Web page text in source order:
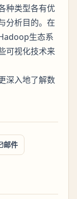
种类型各有优
分析目的。在
生态系
可视化技术来
深入地了解数
邮件